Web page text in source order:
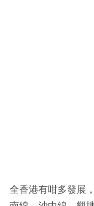
全香港有咁多發展